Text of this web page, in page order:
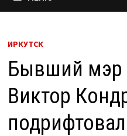
ИРКУТСК
Бывший мэр
Виктор